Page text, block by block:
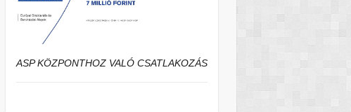
ASP KÖZPONTHOZ VALÓ CSATLAKOZÁS